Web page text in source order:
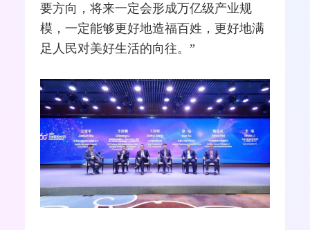
要方向，将来一定会形成万亿级产业规
模，一定能够更好地造福百姓，更好地满
足人民对美好生活的向往。”